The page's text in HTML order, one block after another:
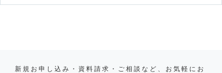
新規お申し込み・資料請求・ご相談など、お気軽にお